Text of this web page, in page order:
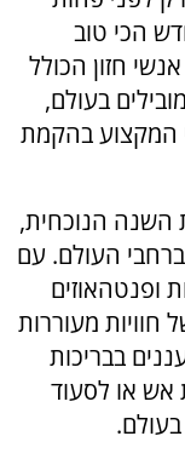
הכי טוב
חזון הכולל
בעולם,
המקצוע בהקמת
השנה הנוכחית,
ברחבי העולם. עם
ופנטהאוזים
חוויות מעוררות
בבריכות
אש או לסעוד